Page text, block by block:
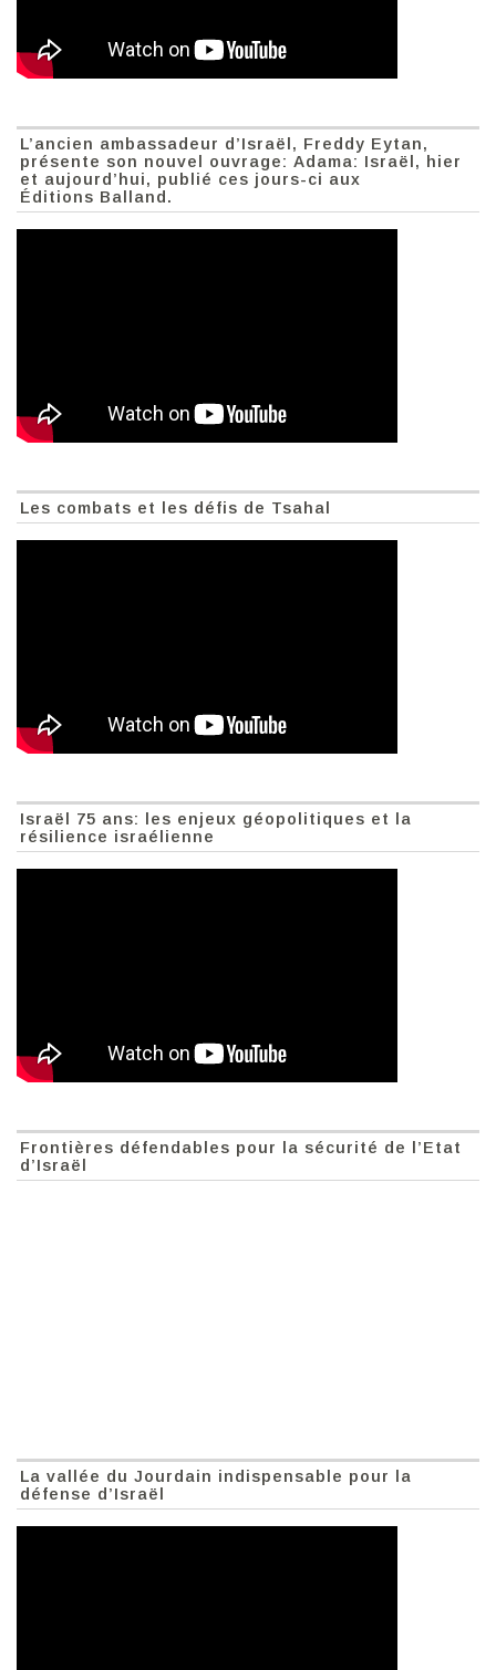
L’ancien ambassadeur d’Israël, Freddy Eytan,
présente son nouvel ouvrage: Adama: Israël, hier
et aujourd’hui, publié ces jours-ci aux
Éditions Balland.
Les combats et les défis de Tsahal
Israël 75 ans: les enjeux géopolitiques et la
résilience israélienne
Frontières défendables pour la sécurité de l’Etat
d’Israël
La vallée du Jourdain indispensable pour la
défense d’Israël